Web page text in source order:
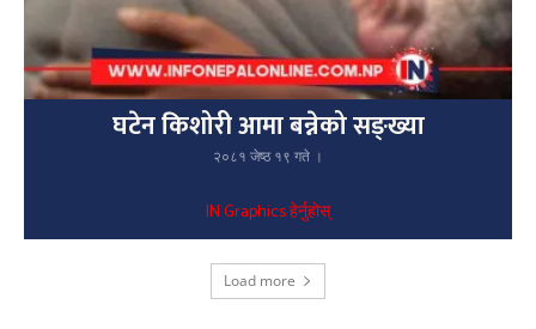
घटेन किशोरी आमा बन्नेको सङ्ख्या
२०८१ जेष्ठ १९ गते ।
IN Graphics हेर्नुहोस्
Load more